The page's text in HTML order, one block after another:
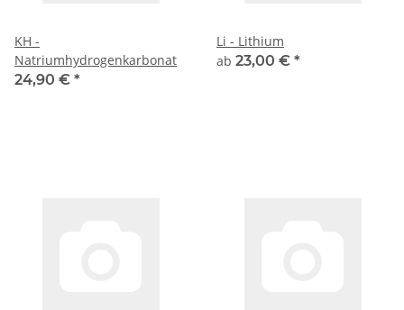
KH -
Natriumhydrogenkarbonat
24,90 € *
Li - Lithium
ab 23,00 € *